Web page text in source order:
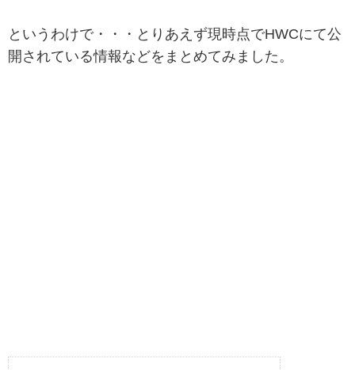
というわけで・・・とりあえず現時点でHWCにて公
開されている情報などをまとめてみました。